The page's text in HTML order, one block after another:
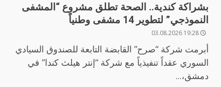
بشراكة كندية.. الصحة تطلق مشروع “المشفى
النموذجي” لتطوير 14 مشفى وطنياً
أبرمت شركة “صرح” القابضة التابعة للصندوق السيادي
السوري عقداً تنفيذياً مع شركة “إنتر هيلث كندا” في
دمشق،...